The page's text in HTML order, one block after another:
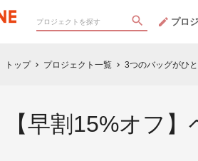
プロ
トップ chevron_right プロジェクト一覧 chevron_right 3つのバッグがひ
【早割15%オフ